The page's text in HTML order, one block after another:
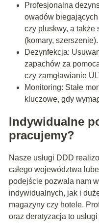
Profesjonalna
owadów
czy pluskwy, a także
(komary, szerszenie).
Dezynfekcja:
zapachów za
czy zamgławianie
Monitoring: Stałe
kluczowe, gdy
Indywidualne
pracujemy?
Nasze usługi DDD
całego województwa
podejście pozwala nam
indywidualnych, jak i
magazyny czy hotele.
oraz deratyzacja to